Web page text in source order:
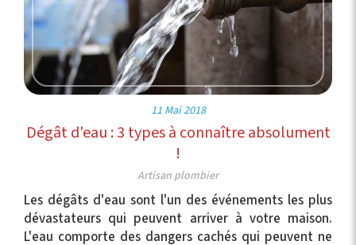
11 Mai 2018
Dégât d'eau : 3 types à connaître absolument
!
Artisan plombier
Les dégâts d'eau sont l'un des événements les plus
dévastateurs qui peuvent arriver à votre maison.
L'eau comporte des dangers cachés qui peuvent ne